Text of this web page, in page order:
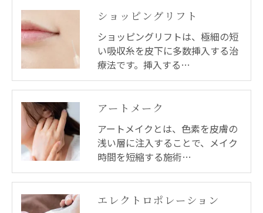
ショッピングリフト
ショッピングリフトは、極細の短
い吸収糸を皮下に多数挿入する治
療法です。挿入する…
アートメーク
アートメイクとは、色素を皮膚の
浅い層に注入することで、メイク
時間を短縮する施術…
エレクトロポレーション